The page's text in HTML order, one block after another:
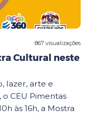
867 visualizações
Cultural neste
lazer, arte e
CEU Pimentas
às 16h, a Mostra